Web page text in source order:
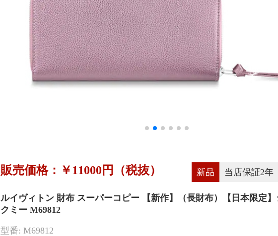
販売価格：￥11000円（税抜） 新品 当店保証2年
ルイヴィトン 財布 スーパーコピー 【新作】（長財布）【日本限定
クミー M69812
型番: M69812